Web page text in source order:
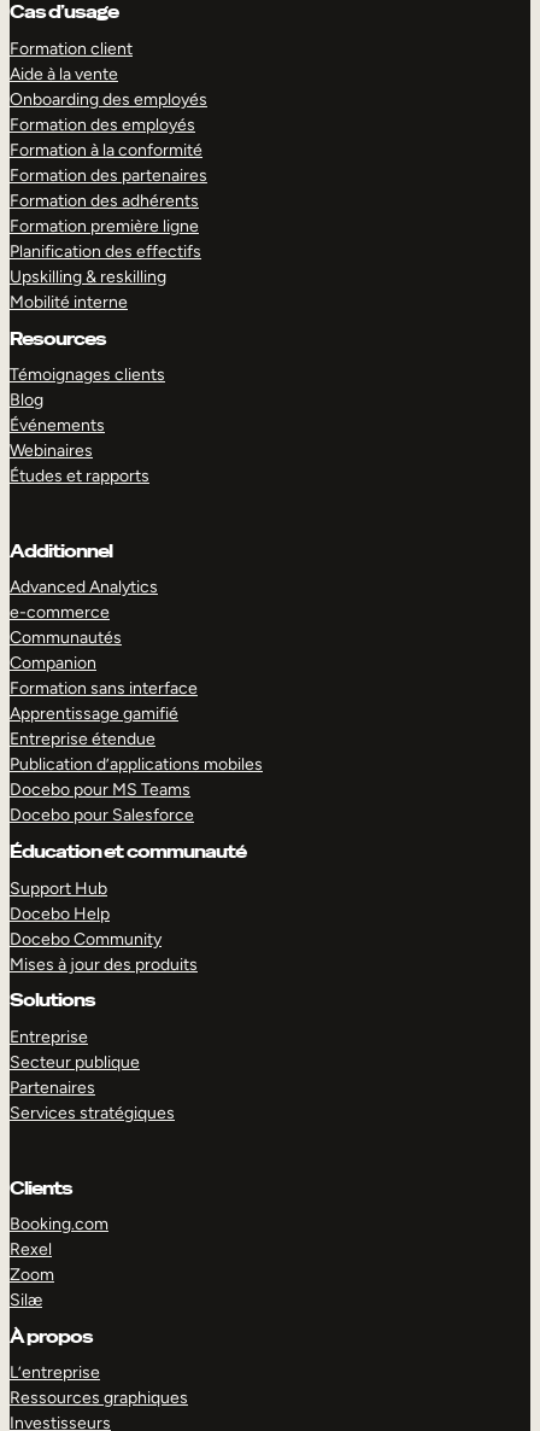
Cas d’usage
Formation client
Aide à la vente
Onboarding des employés
Formation des employés
Formation à la conformité
Formation des partenaires
Formation des adhérents
Formation première ligne
Planification des effectifs
Upskilling & reskilling
Mobilité interne
Resources
Témoignages clients
Blog
Événements
Webinaires
Études et rapports
Additionnel
Advanced Analytics
e-commerce
Communautés
Companion
Formation sans interface
Apprentissage gamifié
Entreprise étendue
Publication d’applications mobiles
Docebo pour MS Teams
Docebo pour Salesforce
Éducation et communauté
Support Hub
Docebo Help
Docebo Community
Mises à jour des produits
Solutions
Entreprise
Secteur publique
Partenaires
Services stratégiques
Clients
Booking.com
Rexel
Zoom
Silæ
À propos
L’entreprise
Ressources graphiques
Investisseurs